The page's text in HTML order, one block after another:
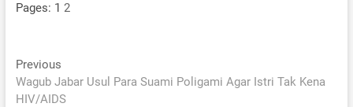
Pages: 1 2
Post
navigation
PreviousPrevious
post:
Wagub Jabar Usul Para Suami Poligami Agar Istri Tak Kena
HIV/AIDS